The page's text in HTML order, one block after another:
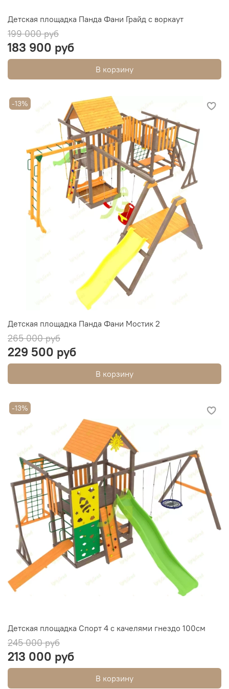
Детская площадка Панда Фани Грайд с воркаут
199 000 руб
183 900 руб
В корзину
-13%
Детская площадка Панда Фани Мостик 2
265 000 руб
229 500 руб
В корзину
-13%
Детская площадка Спорт 4 с качелями гнездо 100см
245 000 руб
213 000 руб
В корзину